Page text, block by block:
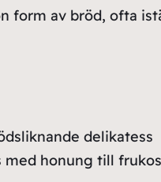
form av bröd, ofta
delikatess
med honung till